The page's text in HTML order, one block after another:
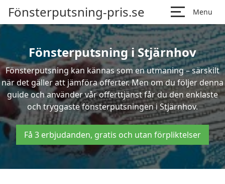
Fönsterputsning-pris.se Menu
Fönsterputsning i Stjärnhov
Fönsterputsning kan kännas som en utmaning – särskilt
när det gäller att jämföra offerter. Men om du följer denna
guide och använder vår offerttjänst får du den enklaste
och tryggaste fönsterputsningen i Stjärnhov.
Få 3 erbjudanden, gratis och utan förpliktelser